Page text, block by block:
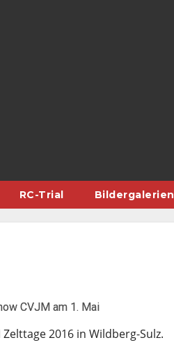
RC-Trial Bildergalerien
CVJM am 1. Mai
2016 in Wildberg-Sulz.